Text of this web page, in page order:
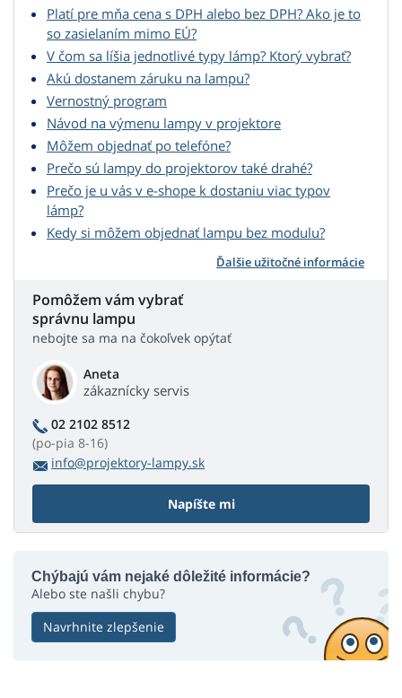
Platí pre mňa cena s DPH alebo bez DPH? Ako je to
so zasielaním mimo EÚ?
V čom sa líšia jednotlivé typy lámp? Ktorý vybrať?
Akú dostanem záruku na lampu?
Vernostný program
Návod na výmenu lampy v projektore
Môžem objednať po telefóne?
Prečo sú lampy do projektorov také drahé?
Prečo je u vás v e-shope k dostaniu viac typov
lámp?
Kedy si môžem objednať lampu bez modulu?
Ďalšie užitočné informácie
Pomôžem vám vybrať
správnu lampu
nebojte sa ma na čokoľvek opýtať
Aneta
zákaznícky servis
02 2102 8512
(po-pia 8-16)
info@projektory-lampy.sk
Napíšte mi
Chýbajú vám nejaké dôležité informácie?
Alebo ste našli chybu?
Navrhnite zlepšenie